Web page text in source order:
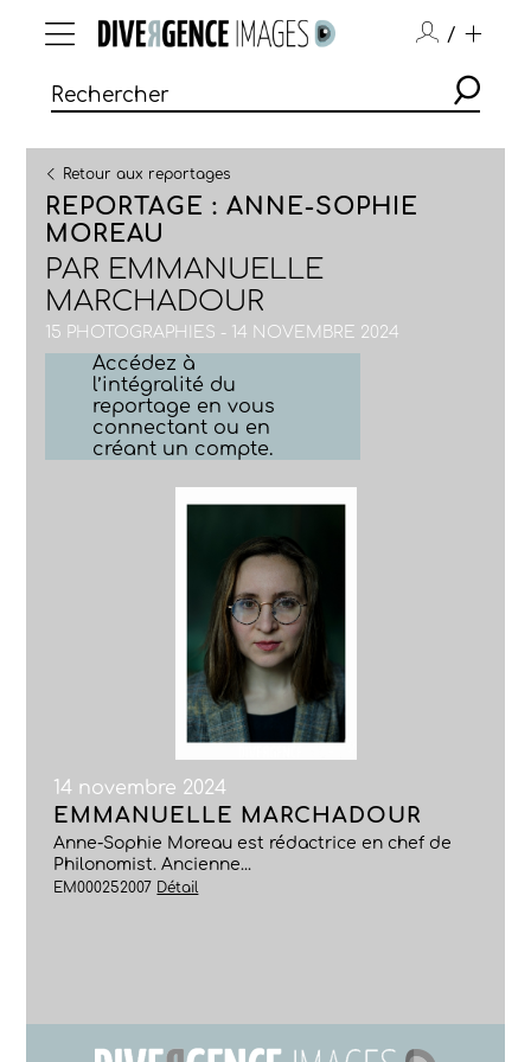
/
Retour aux reportages
REPORTAGE : ANNE-SOPHIE
MOREAU
PAR EMMANUELLE
MARCHADOUR
15 PHOTOGRAPHIES - 14 NOVEMBRE 2024
Accédez à
l’intégralité du
reportage en vous
connectant ou en
créant un compte.
14 novembre 2024
EMMANUELLE MARCHADOUR
Anne-Sophie Moreau est rédactrice en chef de
Philonomist. Ancienne...
EM000252007 Détail